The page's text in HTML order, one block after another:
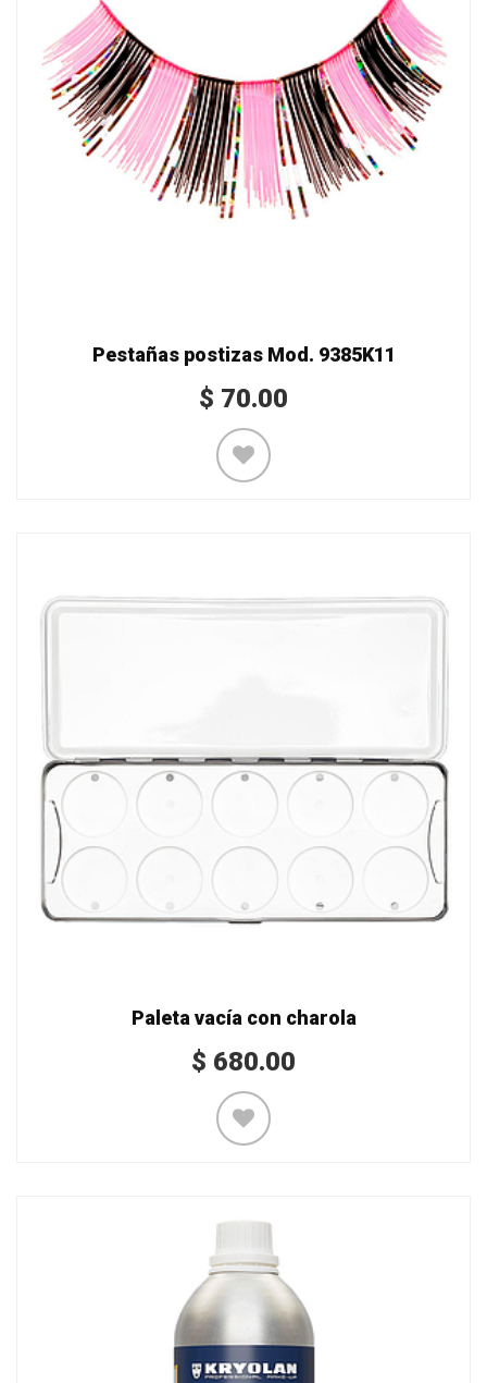
Pestañas postizas Mod. 9385K11
$ 70.00
Paleta vacía con charola
$ 680.00